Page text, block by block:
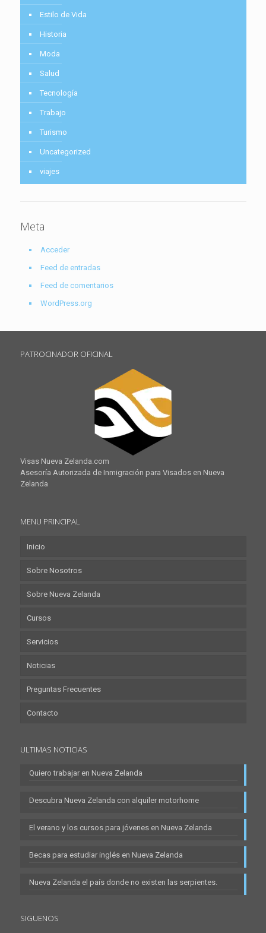
Estilo de Vida
Historia
Moda
Salud
Tecnología
Trabajo
Turismo
Uncategorized
viajes
Meta
Acceder
Feed de entradas
Feed de comentarios
WordPress.org
PATROCINADOR OFICINAL
Visas Nueva Zelanda.com
Asesoría Autorizada de Inmigración para Visados en Nueva
Zelanda
MENU PRINCIPAL
Inicio
Sobre Nosotros
Sobre Nueva Zelanda
Cursos
Servicios
Noticias
Preguntas Frecuentes
Contacto
ULTIMAS NOTICIAS
Quiero trabajar en Nueva Zelanda
Descubra Nueva Zelanda con alquiler motorhome
El verano y los cursos para jóvenes en Nueva Zelanda
Becas para estudiar inglés en Nueva Zelanda
Nueva Zelanda el país donde no existen las serpientes.
SIGUENOS